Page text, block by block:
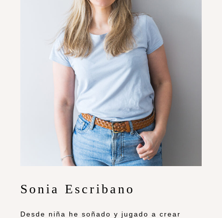
Sonia Escribano
Desde niña he soñado y jugado a crear